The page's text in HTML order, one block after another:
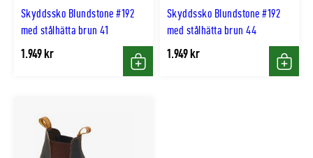
Skyddssko Blundstone #192
med stålhätta brun 41
1.949 kr
Köp
Skyddssko Blundstone #192
med stålhätta brun 44
1.949 kr
Köp